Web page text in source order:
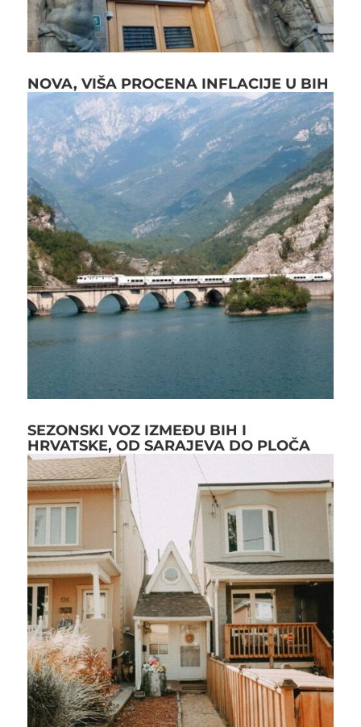
NOVA, VIŠA PROCENA INFLACIJE U BIH
SEZONSKI VOZ IZMEĐU BIH I
HRVATSKE, OD SARAJEVA DO PLOČA